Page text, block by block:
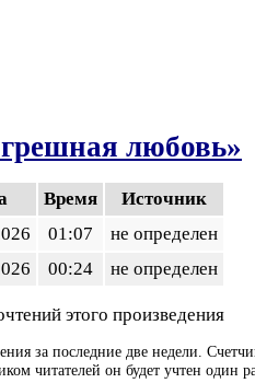
любовь»
Время
Источник
01:07
не определен
00:24 не определен
этого произведения
за последние две недели.
читателей он будет учтен один